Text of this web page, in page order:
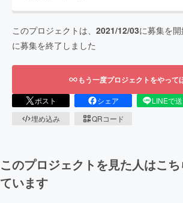
このプロジェクトは、 2021/12/03に募集を開
に募集を終了しました
もう一度プロジェクトをやって
ポスト シェア LINEで
埋め込み
QRコード
このプロジェクトを見た人はこ
ています